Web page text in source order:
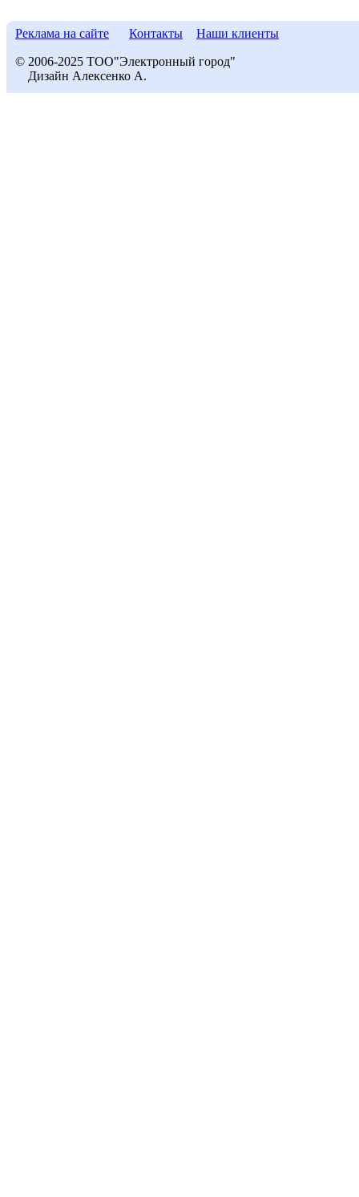
Реклама на сайте Контакты Наши клиенты
© 2006-2025 ТОО"Электронный город"
Дизайн Алексенко А.